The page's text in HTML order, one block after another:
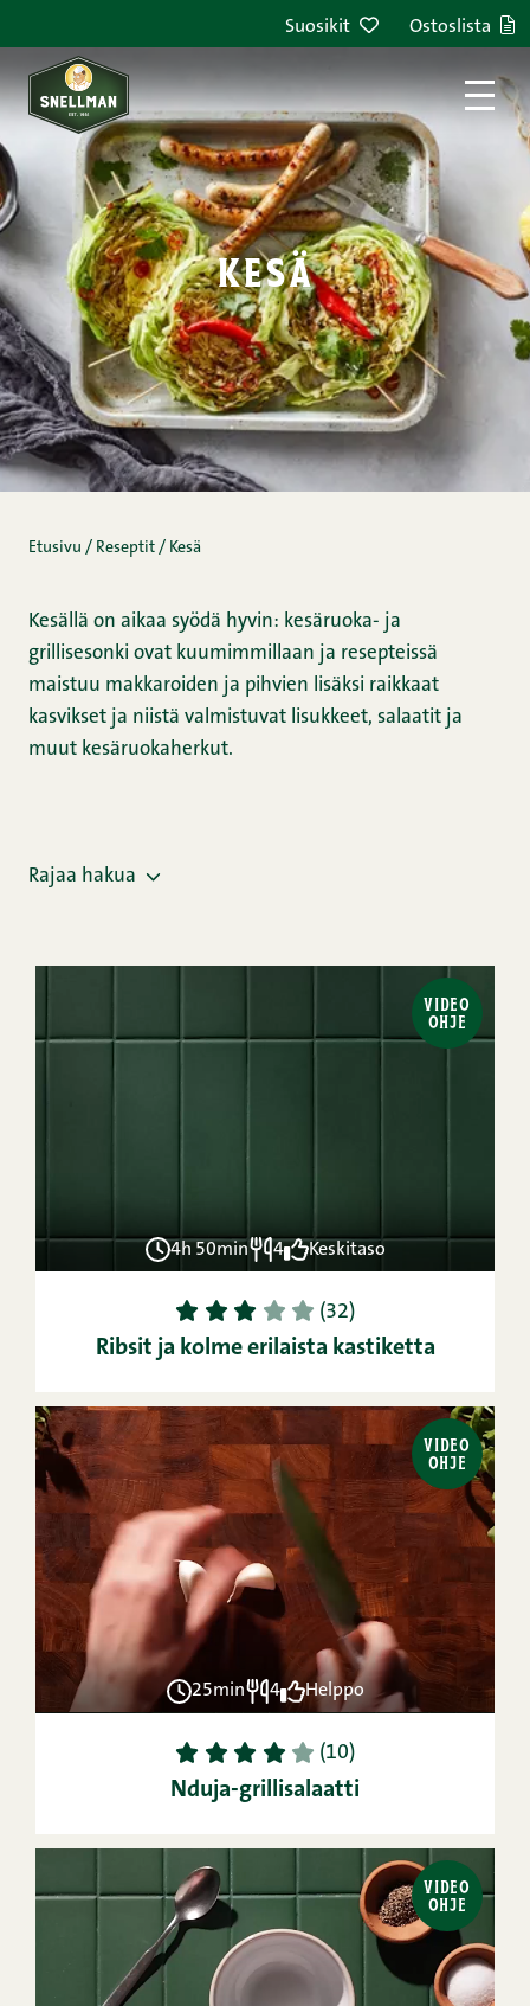
Suosikit Ostoslista
kesä
Etusivu / Reseptit / Kesä
Kesällä on aikaa syödä hyvin: kesäruoka- ja
grillisesonki ovat kuumimmillaan ja resepteissä
maistuu makkaroiden ja pihvien lisäksi raikkaat
kasvikset ja niistä valmistuvat lisukkeet, salaatit ja
muut kesäruokaherkut.
Rajaa hakua
VIDEO
OHJE
4h 50min 4 Keskitaso
1 2 3 4 5 (32)
Ribsit ja kolme erilaista kastiketta
VIDEO
OHJE
25min 4 Helppo
1 2 3 4 5 (10)
Nduja-grillisalaatti
VIDEO
OHJE